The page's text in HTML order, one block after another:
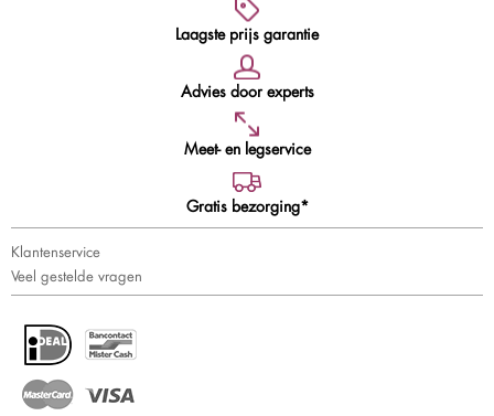
Laagste prijs garantie
Advies door experts
Meet- en legservice
Gratis bezorging*
Klantenservice
Veel gestelde vragen